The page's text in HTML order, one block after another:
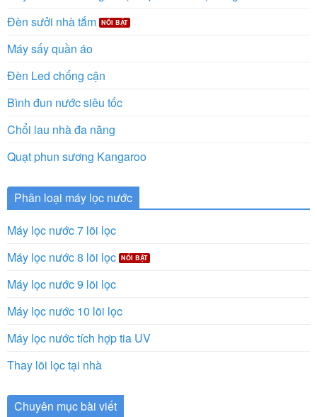
Đèn sưởi nhà tắm
Máy sấy quần áo
Đèn Led chống cận
Bình đun nước siêu tốc
Chổi lau nhà đa năng
Quạt phun sương Kangaroo
Phân loại máy lọc nước
Máy lọc nước 7 lõi lọc
Máy lọc nước 8 lõi lọc
Máy lọc nước 9 lõi lọc
Máy lọc nước 10 lõi lọc
Máy lọc nước tích hợp tia UV
Thay lõi lọc tại nhà
Chuyên mục bài viết